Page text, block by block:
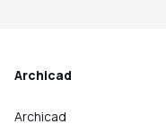
Archicad
Archicad